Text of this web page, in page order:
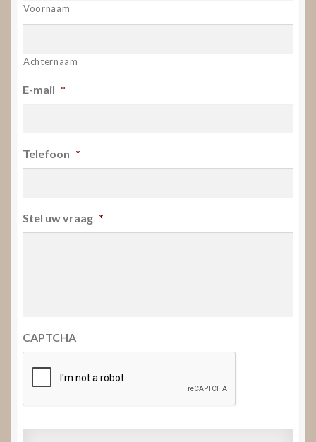
Voornaam
Achternaam
E-mail *
Telefoon *
Stel uw vraag *
CAPTCHA